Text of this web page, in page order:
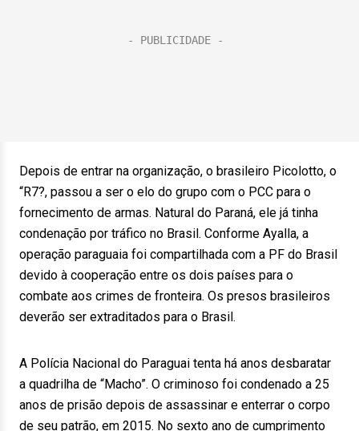
Depois de entrar na organização, o brasileiro Picolotto, o
“R7?, passou a ser o elo do grupo com o PCC para o
fornecimento de armas. Natural do Paraná, ele já tinha
condenação por tráfico no Brasil. Conforme Ayalla, a
operação paraguaia foi compartilhada com a PF do Brasil
devido à cooperação entre os dois países para o
combate aos crimes de fronteira. Os presos brasileiros
deverão ser extraditados para o Brasil.
A Polícia Nacional do Paraguai tenta há anos desbaratar
a quadrilha de “Macho”. O criminoso foi condenado a 25
anos de prisão depois de assassinar e enterrar o corpo
de seu patrão, em 2015. No sexto ano de cumprimento